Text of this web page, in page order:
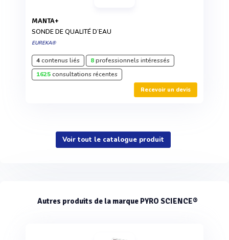
MANTA+
SONDE DE QUALITÉ D’EAU
EUREKA®
4contenus liés 8professionnels intéressés
1625consultations récentes
Recevoir un devis
Voir tout le catalogue produit
Autres produits de la marque PYRO SCIENCE®